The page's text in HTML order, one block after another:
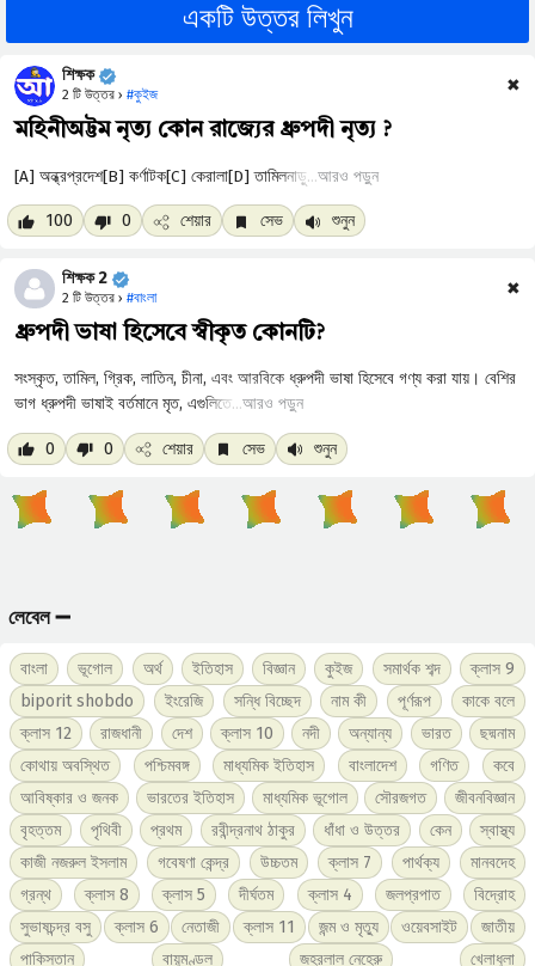
একটি উত্তর লিখুন
শিক্ষক
2 টি উত্তর › #কুইজ ✖
মহিনীঅট্টম নৃত্য কোন রাজ্যের ধ্রুপদী নৃত্য ?
আরও পড়ুন
100 0 শেয়ার সেভ শুনুন
শিক্ষক 2
2 টি উত্তর › #বাংলা ✖
ধ্রুপদী ভাষা হিসেবে স্বীকৃত কোনটি?
আরও পড়ুন
0 0 শেয়ার সেভ শুনুন
লেবেল ➖
বাংলা ভূগোল অর্থ ইতিহাস বিজ্ঞান কুইজ সমার্থক শব্দ
ক্লাস 9
biporit shobdo
ইংরেজি সন্ধি বিচ্ছেদ নাম কী পূর্ণরূপ
কাকে বলে
ক্লাস 12
রাজধানী দেশ ক্লাস 10 নদী অন্যান্য ভারত
ছদ্মনাম
কোথায় অবস্থিত
পশ্চিমবঙ্গ মাধ্যমিক ইতিহাস বাংলাদেশ গণিত
কবে
আবিষ্কার ও জনক
ভারতের ইতিহাস মাধ্যমিক ভূগোল সৌরজগত
জীবনবিজ্ঞান
বৃহত্তম
পৃথিবী প্রথম রবীন্দ্রনাথ ঠাকুর ধাঁধা ও উত্তর কেন
স্বাস্থ্য
কাজী নজরুল ইসলাম
গবেষণা কেন্দ্র উচ্চতম ক্লাস 7 পার্থক্য
মানবদেহ
গ্রন্থ
ক্লাস 8 ক্লাস 5 দীর্ঘতম ক্লাস 4 জলপ্রপাত
বিদ্রোহ
সুভাষচন্দ্র বসু
ক্লাস 6 নেতাজী ক্লাস 11 জন্ম ও মৃত্যু ওয়েবসাইট
জাতীয়
পাকিস্তান
বায়ুমণ্ডল জহরলাল নেহেরু খেলাধুলা